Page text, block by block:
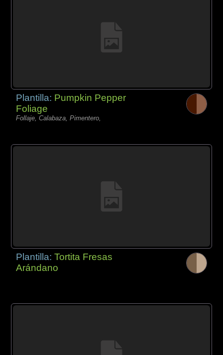
Plantilla: Pumpkin Pepper
Foliage
Follaje, Calabaza, Pimentero,
Plantilla:Tortita Fresas
Arándano